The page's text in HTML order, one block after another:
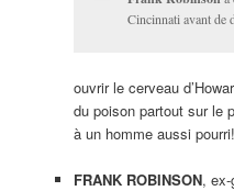
Cincinnati avant de
ouvrir le cerveau
du poison partout sur le
à un homme aussi
FRANK ROBINSON, ex-